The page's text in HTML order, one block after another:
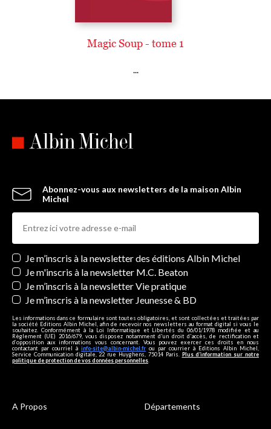
Magic Soup - tome 1
...
Abonnez-vous aux newsletters de la maison Albin
Michel
Newsletters
Je m’inscris à la newsletter des éditions Albin Michel
Je m'inscris à la newsletter M.C. Beaton
Je m’inscris à la newsletter Vie pratique
Je m’inscris à la newsletter Jeunesse & BD
Les informations dans ce formulaire sont toutes obligatoires, et sont collectées et traitées par
la société Editions Albin Michel, afin de recevoir nos newsletters au format digital si vous le
souhaitez. Conformément à la Loi Informatique et Libertés du 06/01/1978 modifiée et au
Règlement (UE) 2016/679, vous disposez notamment d'un droit d'accès, de rectification et
d’opposition aux informations vous concernant. Vous pouvez exercer ces droits en nous
contactant par courriel à info-site@albin-michel.fr ou par courrier à Editions Albin Michel,
Service Communication digitale, 22 rue Huyghens, 75014 Paris. Plus d’information sur notre
politique de protection de vos données personnelles
A Propos Départements